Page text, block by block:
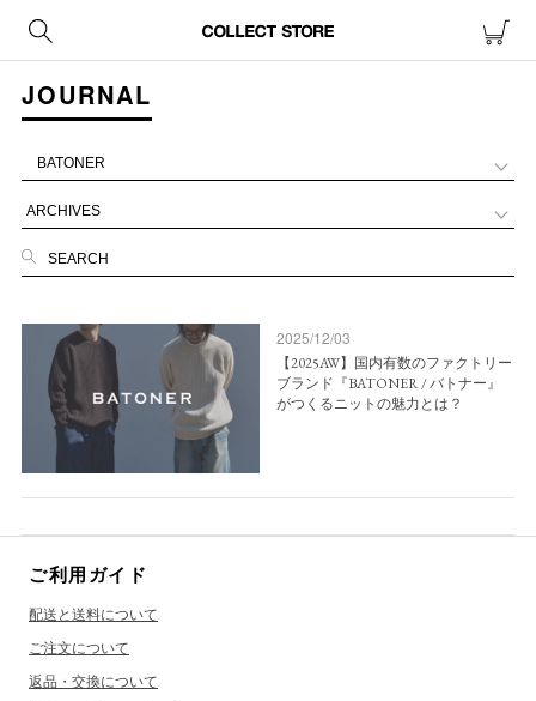
JOURNAL
【2025AW】国内有数のファクトリー
ブランド『BATONER / バトナー』
がつくるニットの魅力とは？
2025/12/03
ご利用ガイド
配送と送料について
ご注文について
返品・交換について